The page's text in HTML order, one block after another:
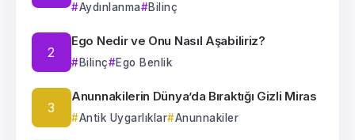
Aydınlanma Bilinç
Ego Nedir ve Onu Nasıl Aşabiliriz?
Bilinç Ego Benlik
Anunnakilerin Dünya’da Bıraktığı Gizli Miras
Antik Uygarlıklar Anunnakiler